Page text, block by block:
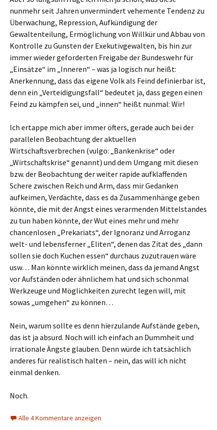
nunmehr seit Jahren unvermindert vehemente Tendenz zu
Überwachung, Repression, Aufkündigung der
Gewaltenteilung, Ermöglichung von Willkür und Abbau von
Kontrolle zu Gunsten der Exekutivgewalten, bis hin zur
immer wieder geforderten Freigabe der Bundeswehr für
„Einsätze“ im „Inneren“ – was ja logisch nur heißt:
Anerkennung, dass das eigene Volk als Feind definierbar ist,
denn ein „Verteidigungsfall“ bedeutet ja, dass gegen einen
Feind zu kämpfen sei, und „innen“ heißt nunmal: Wir!
Ich ertappe mich aber immer öfters, gerade auch bei der
parallelen Beobachtung der aktuellen
Wirtschaftsverbrechen (vulgo: „Bankenkrise“ oder
„Wirtschaftskrise“ genannt) und dem Umgang mit diesen
bzw. der Beobachtung der weiter rapide aufklaffenden
Schere zwischen Reich und Arm, dass mir Gedanken
aufkeimen, Verdächte, dass es da Zusammenhänge geben
könnte, die mit der Angst eines verarmenden Mittelstandes
zu tun haben könnte, der Wut eines mehr und mehr
chancenlosen „Prekariats“, der Ignoranz und Arroganz
welt- und lebensferner „Eliten“, denen das Zitat des „dann
sollen sie doch Kuchen essen“ durchaus zuzutrauen wäre
usw… Man könnte wirklich meinen, dass da jemand Angst
vor Aufständen oder ähnlichem hat und sich schonmal
Werkzeuge und Möglichkeiten zurecht legen will, mit
sowas „umgehen“ zu können…
Nein, warum sollte es denn hierzulande Aufstände geben,
das ist ja absurd. Noch will ich einfach an Dummheit und
irrationale Ängste glauben. Denn würde ich tatsächlich
anderes für realistisch halten – nein, das will ich nicht
einmal denken.
Noch.
Alle 4 Kommentare anzeigen